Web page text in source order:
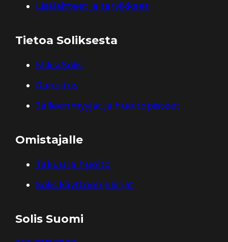
Lisälaitteet ja tarvikkeet
Tietoa Soliksesta
Miksi Solis
Rahoitus
Jälleenmyyjät ja huoltopisteet
Omistajalle
Takuu ja huolto
Solis käyttöohjekirjat
Solis Suomi